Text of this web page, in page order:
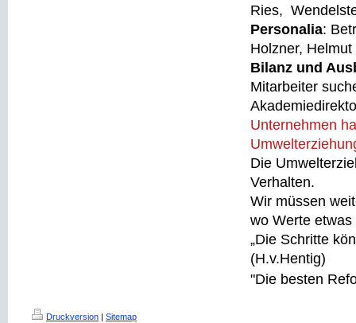
Ries,
Personalia:
Holzner,
Bilanz und
Mitarbeiter
Unternehmen
Die
Verhalten.
Wir müssen
wo Werte
„Die Schritte
(H.v.Hentig)
"Die besten
Druckversion | Sitemap